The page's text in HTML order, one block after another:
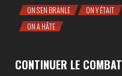
ON S'EN BRANLE
ON Y ÉTAIT
ON A HÂTE
CONTINUER LE COMBAT